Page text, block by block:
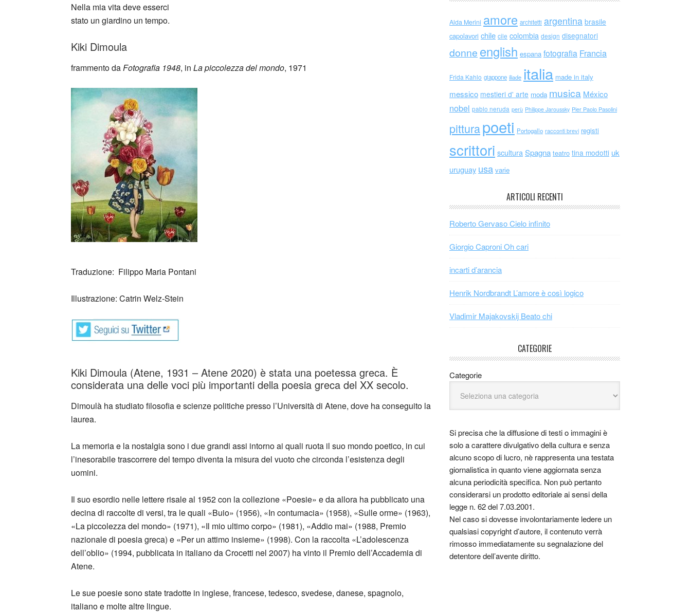
Nella mia vita deve esserci
stato un giardino un tempo.
Kiki Dimoula
frammento daFotografia 1948, in La piccolezza del mondo, 1971
Traduzione: Filippo Maria Pontani
Illustrazione: Catrin Welz-Stein
Kiki Dimoula (Atene, 1931 – Atene 2020) è stata una poetessa greca. È
considerata una delle voci più importanti della poesia greca del XX secolo.
Dimoulà ha studiato filosofia e scienze politiche presso l’Università di Atene, dove ha conseguito la
laurea.
La memoria e la nostalgia sono i due grandi assi intorno ai quali ruota il suo mondo poetico, in cui
l’inesorabile trascorrere del tempo diventa la misura del vuoto che circonda l’esistenza degli
uomini.
Il suo esordio nelle lettere risale al 1952 con la collezione «Poesie» e da allora ha pubblicato una
decina di raccolte di versi, tra le quali «Buio» (1956), «In contumacia» (1958), «Sulle orme» (1963),
«La piccolezza del mondo» (1971), «Il mio ultimo corpo» (1981), «Addio mai» (1988, Premio
nazionale di poesia greca) e «Per un attimo insieme» (1998). Con la raccolta «L’adolescenza
dell’oblio» (1994, pubblicata in italiano da Crocetti nel 2007) ha vinto il Premio dell’Accademia di
Atene.
Le sue poesie sono state tradotte in inglese, francese, tedesco, svedese, danese, spagnolo,
italiano e molte altre lingue.
Alda Merini amore architetti argentina brasile
capolavori chile cile colombia design disegnatori
donne english espana fotografia Francia
Frida Kahlo giappone iliade italia made in italy
messico mestieri d' arte moda musica México
nobel pablo neruda perù Philippe Jaroussky Pier Paolo Pasolini
pitturapoeti Portogallo racconti brevi registi
scrittori scultura Spagna teatro tina modotti uk
uruguay usa varie
ARTICOLI RECENTI
Roberto Gervaso Cielo infinito
Giorgio Caproni Oh cari
incarti d’arancia
Henrik Nordbrandt L’amore è così logico
Vladimir Majakovskij Beato chi
CATEGORIE
Categorie
Si precisa che la diffusione di testi o immagini è
solo a carattere divulgativo della cultura e senza
alcuno scopo di lucro, nè rappresenta una testata
giornalistica in quanto viene aggiornata senza
alcuna periodicità specifica. Non può pertanto
considerarsi un prodotto editoriale ai sensi della
legge n. 62 del 7.03.2001.
Nel caso si dovesse involontariamente ledere un
qualsiasi copyright d’autore, il contenuto verrà
rimosso immediatamente su segnalazione del
detentore dell’avente diritto.